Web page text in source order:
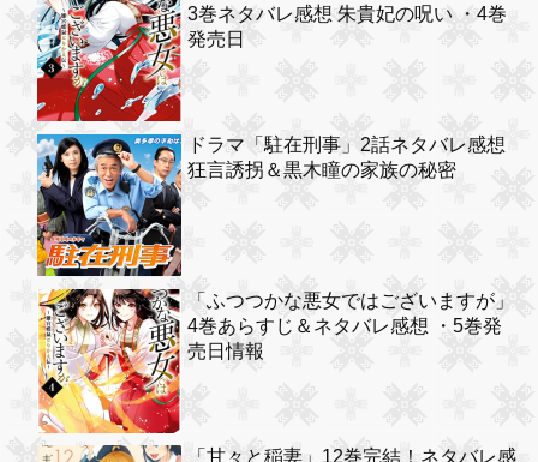
3巻ネタバレ感想 朱貴妃の呪い ・4巻
発売日
ドラマ「駐在刑事」2話ネタバレ感想
狂言誘拐＆黒木瞳の家族の秘密
「ふつつかな悪女ではございますが」
4巻あらすじ＆ネタバレ感想 ・5巻発
売日情報
「甘々と稲妻」12巻完結！ネタバレ感